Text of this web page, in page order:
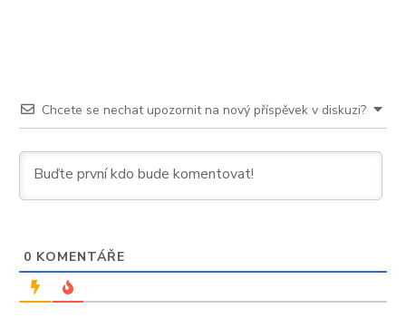
Chcete se nechat upozornit na nový příspěvek v diskuzi?
0 KOMENTÁŘE